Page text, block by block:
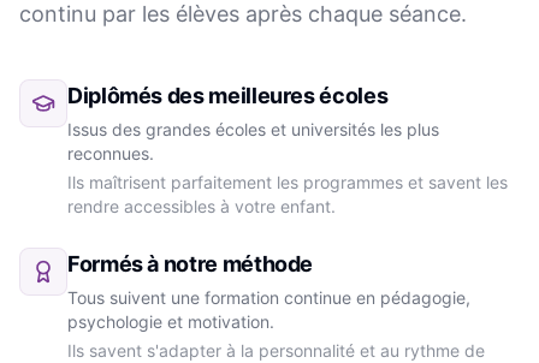
continu par les élèves après chaque séance.
Diplômés des meilleures écoles
Issus des grandes écoles et universités les plus
reconnues.
Ils maîtrisent parfaitement les programmes et savent les
rendre accessibles à votre enfant.
Formés à notre méthode
Tous suivent une formation continue en pédagogie,
psychologie et motivation.
Ils savent s'adapter à la personnalité et au rythme de